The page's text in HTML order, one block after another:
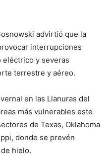
advirtió que la
interrupciones
eléctrico y severas
terrestre y aéreo.
en las Llanuras del
más vulnerables este
de Texas, Oklahoma
donde se prevén
hielo.